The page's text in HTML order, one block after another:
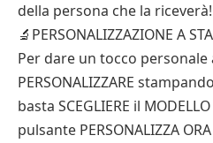
della persona che la
🔬PERSONALIZZAZIONE A
Per dare un tocco
PERSONALIZZARE
basta SCEGLIERE il
pulsante PERSONALIZZA